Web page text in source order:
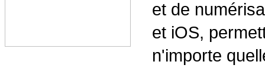
et de
et iOS,
n'importe